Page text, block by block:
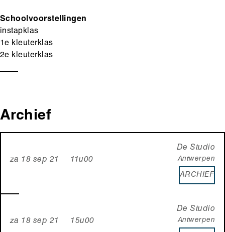
Schoolvoorstellingen
instapklas
1e kleuterklas
2e kleuterklas
Archief
za 18 sep 21 11u00
De Studio
Antwerpen
ARCHIEF
za 18 sep 21 15u00
De Studio
Antwerpen